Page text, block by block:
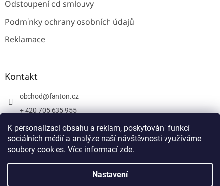
K personalizaci obsahu a reklam, poskytování funkcí
sociálních médií a analýze naší návštěvnosti využíváme
soubory cookies. Více informací zde.
Nastavení
Odstoupení od smlouvy
Podmínky ochrany osobních údajů
Reklamace
Kontakt
obchod@fanton.cz
+ 420 705 635 955
+ 420 705 635 951